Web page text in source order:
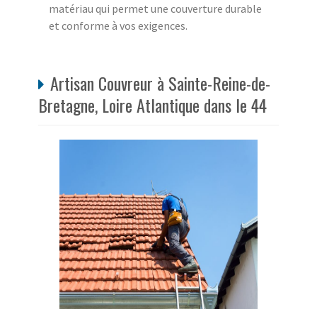
matériau qui permet une couverture durable
et conforme à vos exigences.
Artisan Couvreur à Sainte-Reine-de-
Bretagne, Loire Atlantique dans le 44